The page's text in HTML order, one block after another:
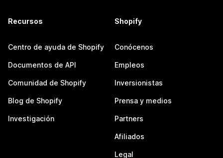
Recursos
Centro de ayuda de Shopify
Documentos de API
Comunidad de Shopify
Blog de Shopify
Investigación
Shopify
Conócenos
Empleos
Inversionistas
Prensa y medios
Partners
Afiliados
Legal